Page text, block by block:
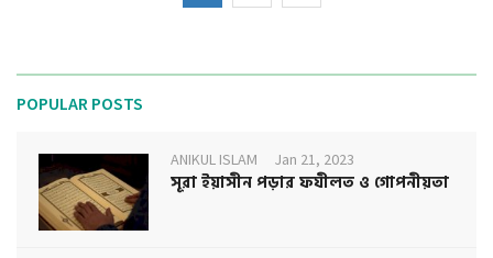
POPULAR POSTS
ANIKUL ISLAM Jan 21, 2023
সূরা ইয়াসীন পড়ার ফযীলত ও গোপনীয়তা